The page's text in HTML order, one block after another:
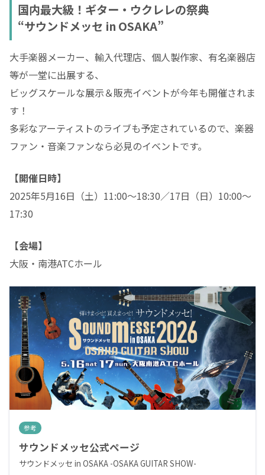
国内最大級！ギター・ウクレレの祭典
“サウンドメッセ in OSAKA”
大手楽器メーカー、輸入代理店、個人製作家、有名楽器店
等が一堂に出展する、
ビッグスケールな展示＆販売イベントが今年も開催されま
す！
多彩なアーティストのライブも予定されているので、楽器
ファン・音楽ファンなら必見のイベントです。
【開催日時】
2025年5月16日（土）11:00～18:30／17日（日）10:00～
17:30
【会場】
大阪・南港ATCホール
参考
サウンドメッセ公式ページ
サウンドメッセ in OSAKA -OSAKA GUITAR SHOW-